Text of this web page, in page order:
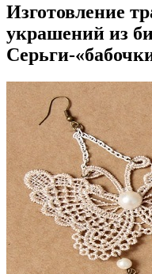
Изготовление
украшений из
Серьги-